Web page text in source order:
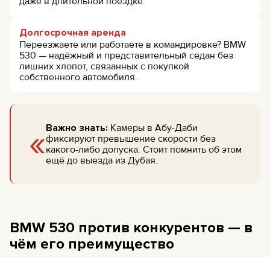
Долгосрочная аренда
Переезжаете или работаете в командировке? BMW
530 — надёжный и представительный седан без
лишних хлопот, связанных с покупкой
собственного автомобиля.
«Важно знать: Камеры в Абу-Даби
фиксируют превышение скорости без
какого-либо допуска. Стоит помнить об этом
ещё до выезда из Дубая.
BMW 530 против конкурентов — в
чём его преимущество